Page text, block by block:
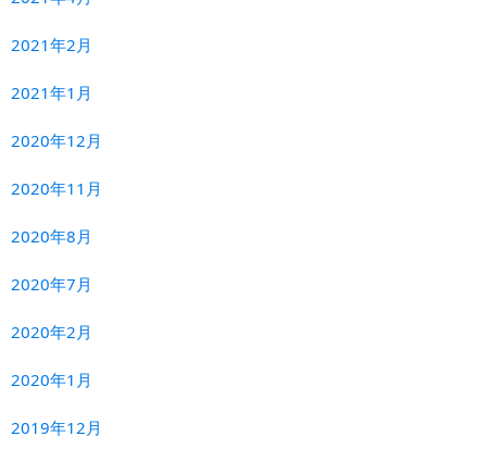
2021年2月
2021年1月
2020年12月
2020年11月
2020年8月
2020年7月
2020年2月
2020年1月
2019年12月